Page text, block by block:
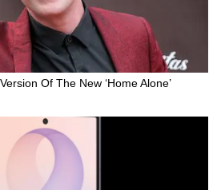
Of The New ‘Home Alone’